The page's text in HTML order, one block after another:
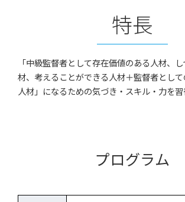
特長
「中級監督者として存在価値のある人材、
材、考えることができる人材＋監督者とし
人材」になるための気づき・スキル・力を習
プログラム